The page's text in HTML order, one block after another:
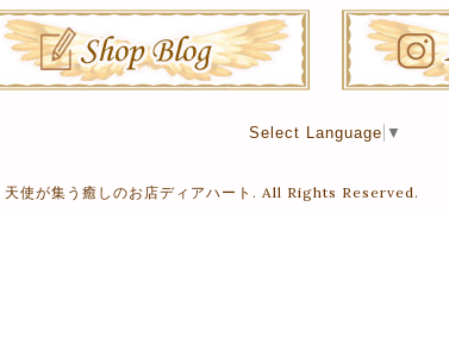
Select Language ▼
天使が集う癒しのお店ディアハート . All Rights Reserved.